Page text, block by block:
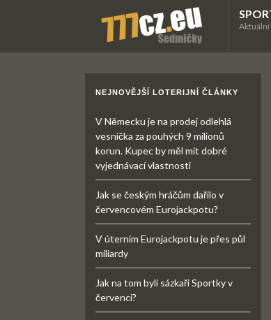
NEJNOVĚJŠÍ LOTERIJNÍ ČLÁNKY
V Německu je na prodej odlehlá
vesnička za pouhých 9 milionů
korun. Kupec by měl mít dobré
vyjednávací vlastnosti
Jak se českým hráčům dařilo v
červencovém Eurojackpotu?
V úterním Eurojackpotu je přes půl
miliardy
Jak na tom byli sázkaři Sportky v
červenci?